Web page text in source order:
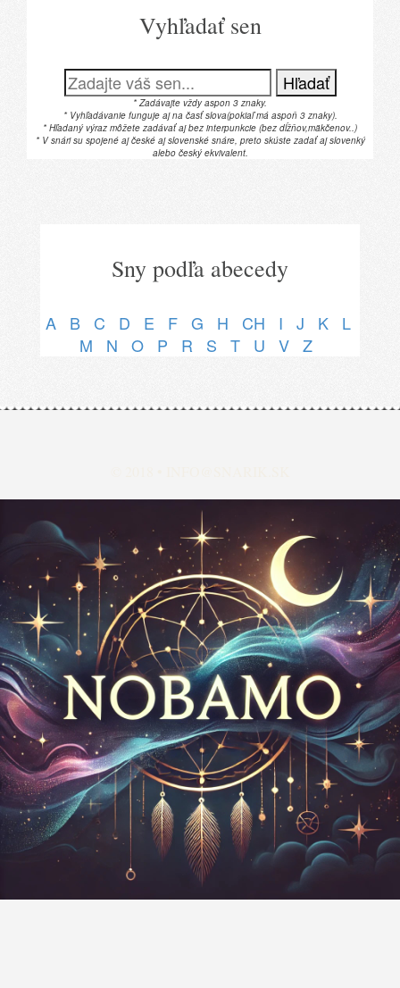
Vyhľadať sen
Hľadať
* Zadávajte vždy aspon 3 znaky.
* Vyhľadávanie funguje aj na časť slova(pokiaľ má aspoň 3 znaky).
* Hľadaný výraz môžete zadávať aj bez interpunkcie (bez dĺžňov,mäkčenov..)
* V snári su spojené aj české aj slovenské snáre, preto skúste zadať aj slovenký
alebo český ekvivalent.
Sny podľa abecedy
A B C D E F G H CH I J K
L
M
N O P R S T U V Z